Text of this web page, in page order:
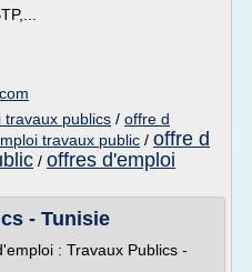
publics / offre d
travaux public / offre d
/ offres d'emploi
- Tunisie
: Travaux Publics -